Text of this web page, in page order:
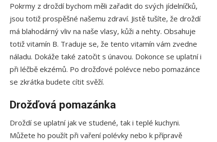
Pokrmy z droždí bychom měli zařadit do svých jídelníčků,
jsou totiž prospěšné našemu zdraví. Jistě tušíte, že droždí
má blahodárný vliv na naše vlasy, kůži a nehty. Obsahuje
totiž vitamín B. Traduje se, že tento vitamín vám zvedne
náladu. Dokáže také zatočit s únavou. Dokonce se uplatní i
při léčbě ekzémů. Po drožďové polévce nebo pomazánce
se zkrátka budete cítit svěží.
Drožďová pomazánka
Droždí se uplatní jak ve studené, tak i teplé kuchyni.
Můžete ho použít při vaření polévky nebo k přípravě